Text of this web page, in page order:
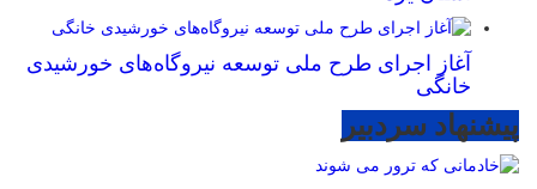
آغاز اجرای طرح ملی توسعه نیروگاه‌های خورشیدی
خانگی
پیشنهاد سردبیر